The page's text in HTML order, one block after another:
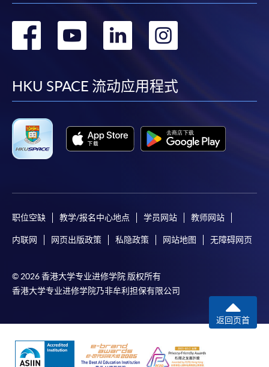
转
facebook
转
youtube
转
linkedin
转
HKU SPACE 流动应用程式
职位空缺 教学/报名中心地点 学员网站 教师网站
内联网 网页出版政策 私隐政策 网站地图 无障碍网页
© 2026 香港大学专业进修学院 版权所有
香港大学专业进修学院乃非牟利担保有限公司
返回页首